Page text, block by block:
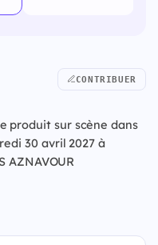
CONTRIBUER
produit sur scène dans
30 avril 2027 à
AZNAVOUR